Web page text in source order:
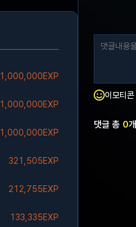
1,000,000EXP
1,000,000EXP
1,000,000EXP
321,505EXP
212,755EXP
133,335EXP
이모티콘
댓글 총 0개